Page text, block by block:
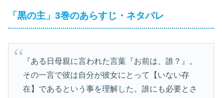
「黒の主」3巻のあらすじ・ネタバレ
『ある日母親に言われた言葉『お前は、誰？』。
その一言で彼は自分が彼女にとって【いない存
在】であるという事を理解した。誰にも必要とさ